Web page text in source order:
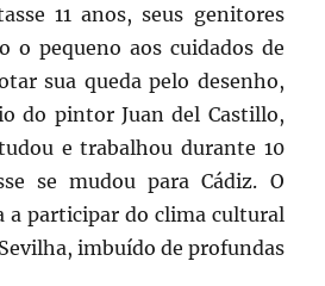
11 anos, seus genitores
o pequeno aos cuidados de
sua queda pelo desenho,
do pintor Juan del Castillo,
e trabalhou durante 10
se mudou para Cádiz. O
participar do clima cultural
imbuído de profundas